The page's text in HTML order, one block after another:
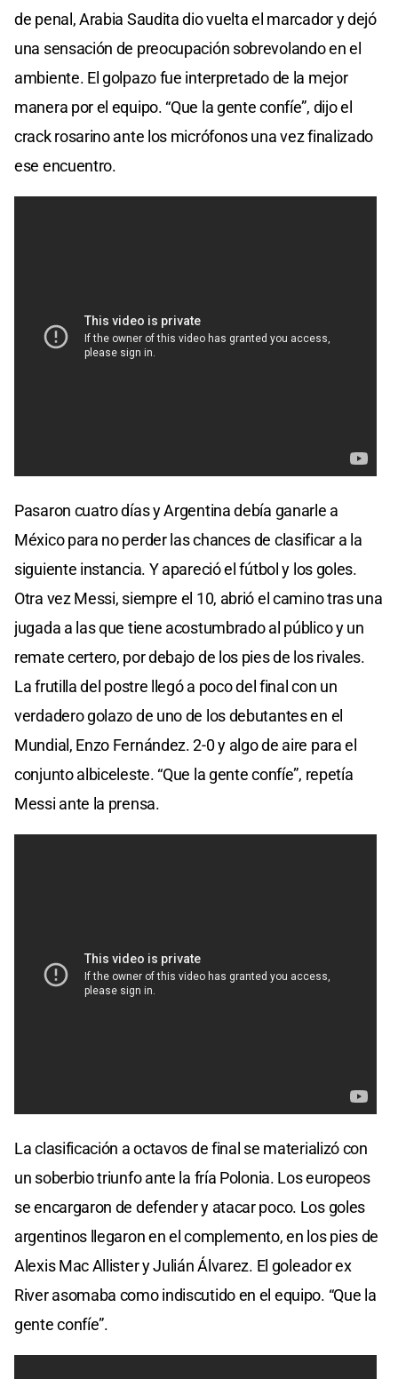
de penal, Arabia Saudita dio vuelta el marcador y dejó
una sensación de preocupación sobrevolando en el
ambiente. El golpazo fue interpretado de la mejor
manera por el equipo. “Que la gente confíe”, dijo el
crack rosarino ante los micrófonos una vez finalizado
ese encuentro.
Pasaron cuatro días y Argentina debía ganarle a
México para no perder las chances de clasificar a la
siguiente instancia. Y apareció el fútbol y los goles.
Otra vez Messi, siempre el 10, abrió el camino tras una
jugada a las que tiene acostumbrado al público y un
remate certero, por debajo de los pies de los rivales.
La frutilla del postre llegó a poco del final con un
verdadero golazo de uno de los debutantes en el
Mundial, Enzo Fernández. 2-0 y algo de aire para el
conjunto albiceleste. “Que la gente confíe”, repetía
Messi ante la prensa.
La clasificación a octavos de final se materializó con
un soberbio triunfo ante la fría Polonia. Los europeos
se encargaron de defender y atacar poco. Los goles
argentinos llegaron en el complemento, en los pies de
Alexis Mac Allister y Julián Álvarez. El goleador ex
River asomaba como indiscutido en el equipo. “Que la
gente confíe”.